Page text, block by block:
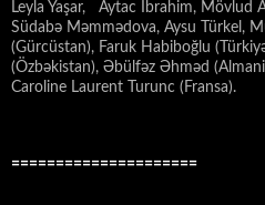
Leyla Yaşar, Aytac İbrahim, Mövlud
Südabə Məmmədova, Aysu Türkel,
(Gürcüstan), Faruk Habiboğlu
(Özbəkistan), Əbülfəz Əhməd
Caroline Laurent Turunc (Fransa).
=====================